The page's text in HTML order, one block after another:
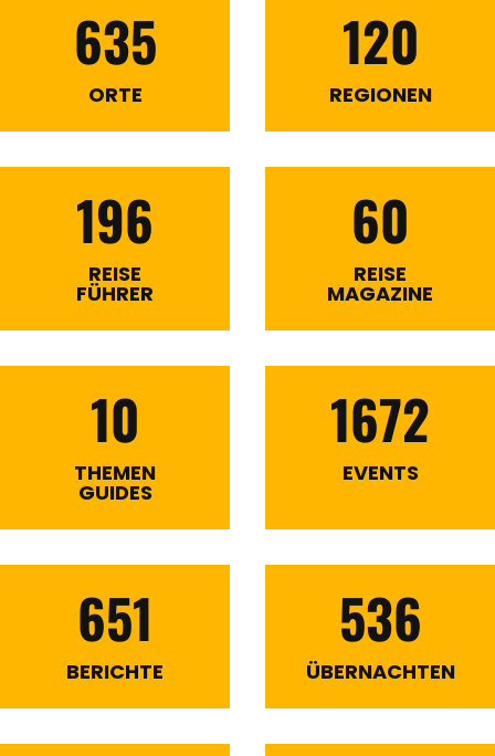
635
ORTE
120
REGIONEN
196
REISE
FÜHRER
60
REISE
MAGAZINE
10
THEMEN
GUIDES
1672
EVENTS
651
BERICHTE
536
ÜBERNACHTEN